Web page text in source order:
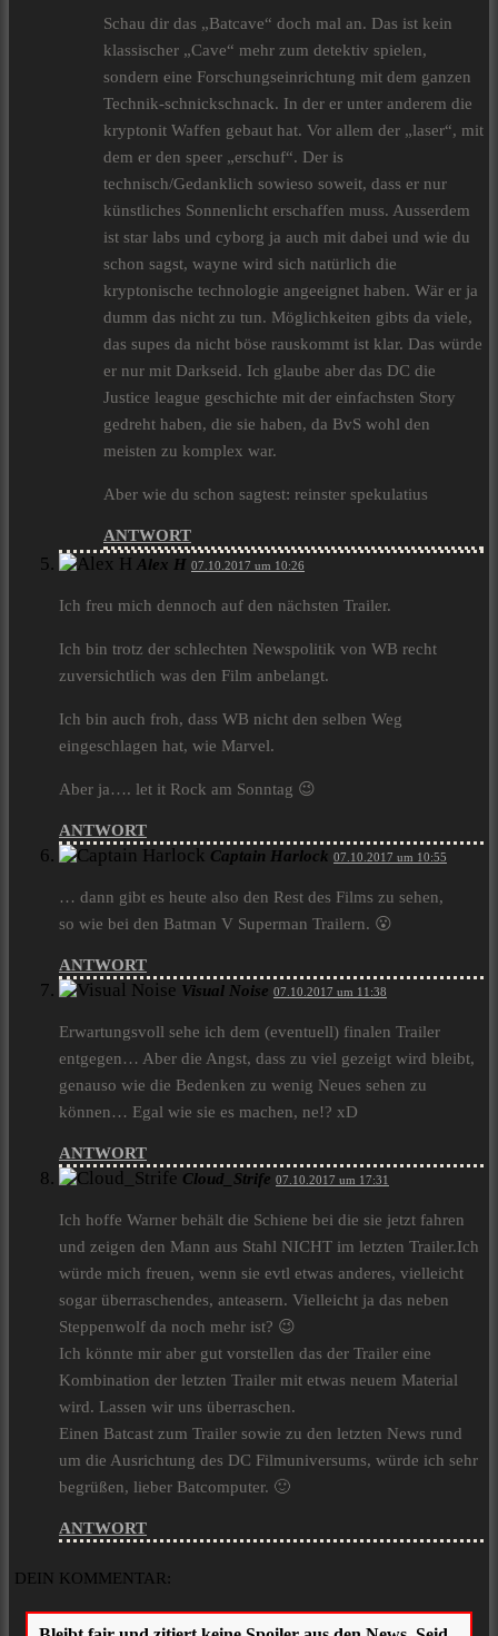
Schau dir das „Batcave“ doch mal an. Das ist kein
klassischer „Cave“ mehr zum detektiv spielen,
sondern eine Forschungseinrichtung mit dem ganzen
Technik-schnickschnack. In der er unter anderem die
kryptonit Waffen gebaut hat. Vor allem der „laser“, mit
dem er den speer „erschuf“. Der is
technisch/Gedanklich sowieso soweit, dass er nur
künstliches Sonnenlicht erschaffen muss. Ausserdem
ist star labs und cyborg ja auch mit dabei und wie du
schon sagst, wayne wird sich natürlich die
kryptonische technologie angeeignet haben. Wär er ja
dumm das nicht zu tun. Möglichkeiten gibts da viele,
das supes da nicht böse rauskommt ist klar. Das würde
er nur mit Darkseid. Ich glaube aber das DC die
Justice league geschichte mit der einfachsten Story
gedreht haben, die sie haben, da BvS wohl den
meisten zu komplex war.
Aber wie du schon sagtest: reinster spekulatius
ANTWORT
Alex H 07.10.2017 um 10:26
Ich freu mich dennoch auf den nächsten Trailer.
Ich bin trotz der schlechten Newspolitik von WB recht
zuversichtlich was den Film anbelangt.
Ich bin auch froh, dass WB nicht den selben Weg
eingeschlagen hat, wie Marvel.
Aber ja…. let it Rock am Sonntag 😉
ANTWORT
Captain Harlock 07.10.2017 um 10:55
… dann gibt es heute also den Rest des Films zu sehen,
so wie bei den Batman V Superman Trailern. 😮
ANTWORT
Visual Noise 07.10.2017 um 11:38
Erwartungsvoll sehe ich dem (eventuell) finalen Trailer
entgegen… Aber die Angst, dass zu viel gezeigt wird bleibt,
genauso wie die Bedenken zu wenig Neues sehen zu
können… Egal wie sie es machen, ne!? xD
ANTWORT
Cloud_Strife 07.10.2017 um 17:31
Ich hoffe Warner behält die Schiene bei die sie jetzt fahren
und zeigen den Mann aus Stahl NICHT im letzten Trailer.Ich
würde mich freuen, wenn sie evtl etwas anderes, vielleicht
sogar überraschendes, anteasern. Vielleicht ja das neben
Steppenwolf da noch mehr ist? 😉
Ich könnte mir aber gut vorstellen das der Trailer eine
Kombination der letzten Trailer mit etwas neuem Material
wird. Lassen wir uns überraschen.
Einen Batcast zum Trailer sowie zu den letzten News rund
um die Ausrichtung des DC Filmuniversums, würde ich sehr
begrüßen, lieber Batcomputer. 🙂
ANTWORT
DEIN KOMMENTAR: